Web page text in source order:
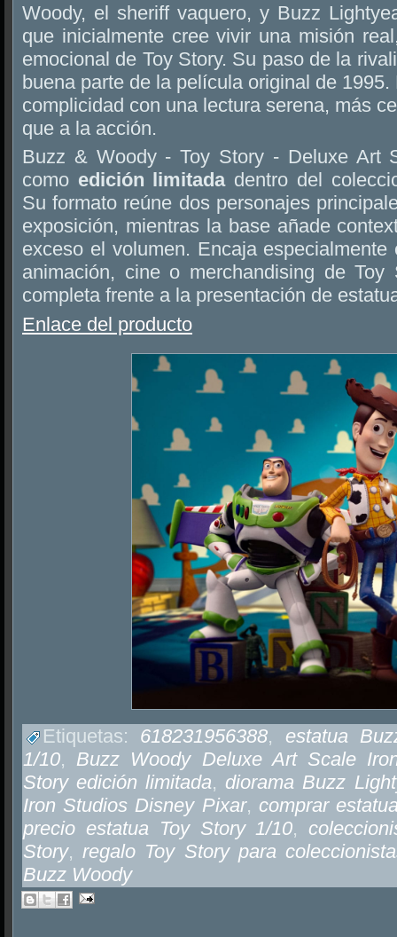
Woody, el sheriff vaquero, y Buzz
que inicialmente cree vivir una misión
emocional de Toy Story. Su paso de la
buena parte de la película original de
complicidad con una lectura serena, más
que a la acción.
Buzz & Woody - Toy Story - Deluxe Art
como edición limitadadentro del
Su formato reúne dos personajes
exposición, mientras la base añade
exceso el volumen. Encaja
animación, cine o merchandising de Toy
completa frente a la presentación de
Enlace del producto
Etiquetas: 618231956388, estatua
1/10, Buzz Woody Deluxe Art Scale
Story edición limitada, diorama Buzz
Iron Studios Disney Pixar, comprar
precio estatua Toy Story 1/10,
Story,regalo Toy Story para
Buzz Woody